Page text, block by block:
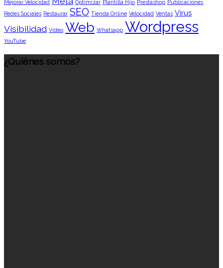
Mejorar Velocidad Optimizar Plantilla Hijo Prestashop Publicaciones
Redes Sociales Restaurar SEO Tienda Online Velocidad Ventas Virus
Visibilidad Vídeo Web Whatsapp Wordpress
YouTube
¿Quiénes somos?